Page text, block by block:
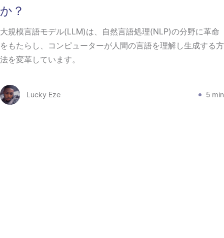
か？
大規模言語モデル(LLM)は、自然言語処理(NLP)の分野に革命
をもたらし、コンピューターが人間の言語を理解し生成する方
法を変革しています。
Lucky Eze 5 min